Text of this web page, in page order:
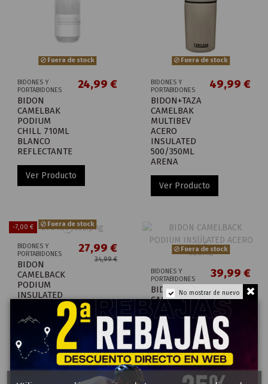
No mostrar de nuevo
Fuera de stock
BIDONES Y
PORTABIDONES
BIDON
CAMELBAK
PODIUM
CHILL 710ML
BLANCO
REFLECTANTE
24,99 €
Ver Producto
Fuera de stock
BIDONES Y
PORTABIDONES
BIDON+TAZA
CAMELBAK
MULTIBEV
ACERO
INSULATED
500/350ML
ARENA
49,99 €
Ver Producto
-7,00 € Fuera de stock
BIDONES Y
PORTABIDONES
BIDON
CAMELBACK
PODIUM
INSULATED
ACERO 530ML
27,99 €
34,99 €
Ver Producto
Fuera de stock
BIDONES Y
PORTABIDONES
BIDON
CAMELBACK
PODIUM
INSULATED
ACERO 650ML
39,99 €
Ver Producto